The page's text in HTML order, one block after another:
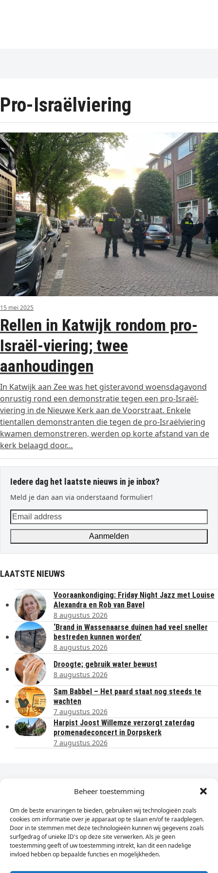
Beheer toestemming
Om de beste ervaringen te bieden, gebruiken wij technologieën zoals
cookies om informatie over je apparaat op te slaan en/of te raadplegen.
Door in te stemmen met deze technologieën kunnen wij gegevens zoals
surfgedrag of unieke ID's op deze site verwerken. Als je geen
toestemming geeft of uw toestemming intrekt, kan dit een nadelige
invloed hebben op bepaalde functies en mogelijkheden.
Pro-Israëlviering
15 mei 2025
Rellen in Katwijk rondom pro-
Israël-viering; twee
aanhoudingen
In Katwijk aan Zee was het gisteravond woensdagavond
onrustig rond een demonstratie tegen een pro-Israël-
viering in de Nieuwe Kerk aan de Voorstraat. Enkele
tientallen demonstranten die tegen de pro-Israëlviering
kwamen demonstreren, werden op korte afstand van de
kerk belaagd door…
Iedere dag het laatste nieuws in je inbox?
Meld je dan aan via onderstaand formulier!
Email
address
Aanmelden
LAATSTE NIEUWS
Vooraankondiging: Friday Night Jazz met Louise
Alexandra en Rob van Bavel
8 augustus 2026
‘Brand in Wassenaarse duinen had veel sneller
bestreden kunnen worden’
8 augustus 2026
Droogte; gebruik water bewust
8 augustus 2026
Sam Babbel – Het paard staat nog steeds te
wachten
7 augustus 2026
Harpist Joost Willemze verzorgt zaterdag
promenadeconcert in Dorpskerk
7 augustus 2026
Dagelijks het laatste nieuws in je e-mail?
Vul
hier
je
e-
mailadres
in
Sign Up